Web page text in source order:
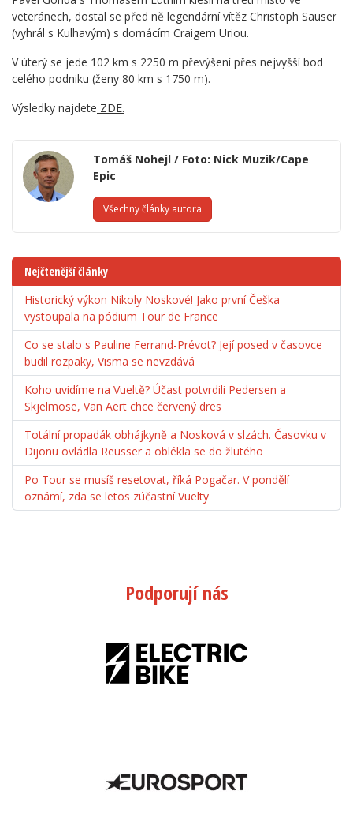
veteránech, dostal se před ně legendární vítěz Christoph Sauser
(vyhrál s Kulhavým) s domácím Craigem Uriou.
V úterý se jede 102 km s 2250 m převýšení přes nejvyšší bod
celého podniku (ženy 80 km s 1750 m).
Výsledky najdete ZDE.
Tomáš Nohejl / Foto: Nick Muzik/Cape
Epic
Všechny články autora
Nejčtenější články
Historický výkon Nikoly Noskové! Jako první Češka
vystoupala na pódium Tour de France
Co se stalo s Pauline Ferrand-Prévot? Její posed v časovce
budil rozpaky, Visma se nevzdává
Koho uvidíme na Vueltě? Účast potvrdili Pedersen a
Skjelmose, Van Aert chce červený dres
Totální propadák obhájkyně a Nosková v slzách. Časovku v
Dijonu ovládla Reusser a oblékla se do žlutého
Po Tour se musíš resetovat, říká Pogačar. V pondělí
oznámí, zda se letos zúčastní Vuelty
Podporují nás